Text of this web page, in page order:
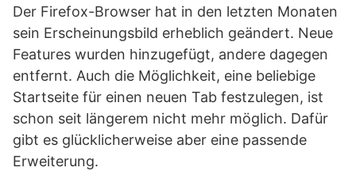
Der Firefox-Browser hat in den letzten Monaten
sein Erscheinungsbild erheblich geändert. Neue
Features wurden hinzugefügt, andere dagegen
entfernt. Auch die Möglichkeit, eine beliebige
Startseite für einen neuen Tab festzulegen, ist
schon seit längerem nicht mehr möglich. Dafür
gibt es glücklicherweise aber eine passende
Erweiterung.